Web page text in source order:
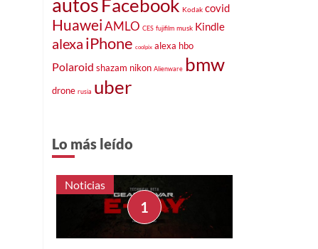
Facebook Kodak covid
HuaweiAMLO CES fujifilm musk Kindle
alexa iPhone coolpix alexa hbo
Polaroid shazam nikon Alienware bmw
drone rusia uber
Lo más leído
Noticias